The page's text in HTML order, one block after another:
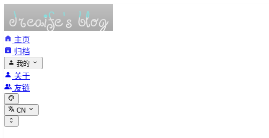
主页
归档
我的
关于
友链
CN